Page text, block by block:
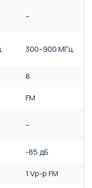
–
300–900 МГц
8
FM
–
-85 дБ
1 Vp-p FM